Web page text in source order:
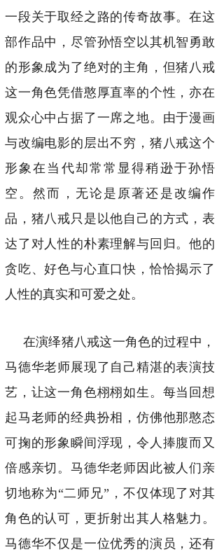
一段关于取经之路的传奇故事。在这
部作品中，尽管孙悟空以其机智勇敢
的形象成为了绝对的主角，但猪八戒
这一角色凭借憨厚直率的个性，亦在
观众心中占据了一席之地。由于漫画
与改编电影的层出不穷，猪八戒这个
形象在当代却常常显得稍逊于孙悟
空。然而，无论是原著还是改编作
品，猪八戒只是以他自己的方式，表
达了对人性的朴素理解与回归。他的
贪吃、好色与心直口快，恰恰揭示了
人性的真实和可爱之处。
在演绎猪八戒这一角色的过程中，
马德华老师展现了自己精湛的表演技
艺，让这一角色栩栩如生。每当回想
起马老师的经典扮相，仿佛他那憨态
可掬的形象瞬间浮现，令人捧腹而又
倍感亲切。马德华老师因此被人们亲
切地称为“二师兄”，不仅体现了对其
角色的认可，更折射出其人格魅力。
马德华不仅是一位优秀的演员，还有